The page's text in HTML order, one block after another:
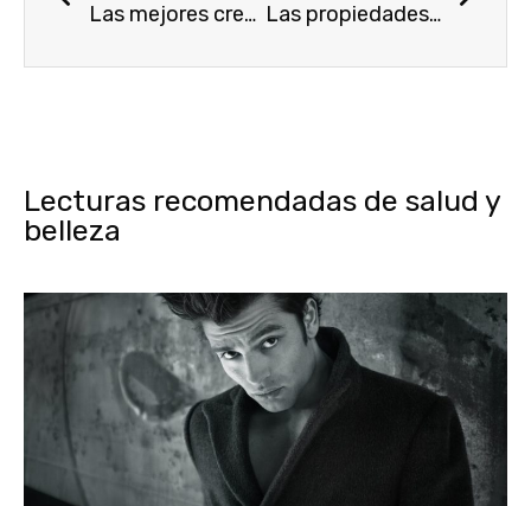
Las mejores cremas con ácido hialurónico para lucir más joven Las propiedades del aceite rosa mosqueta y su uso en cosmética
Lecturas recomendadas de salud y
belleza